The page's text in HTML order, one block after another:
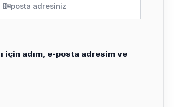
✉
için adım, e-posta adresim ve